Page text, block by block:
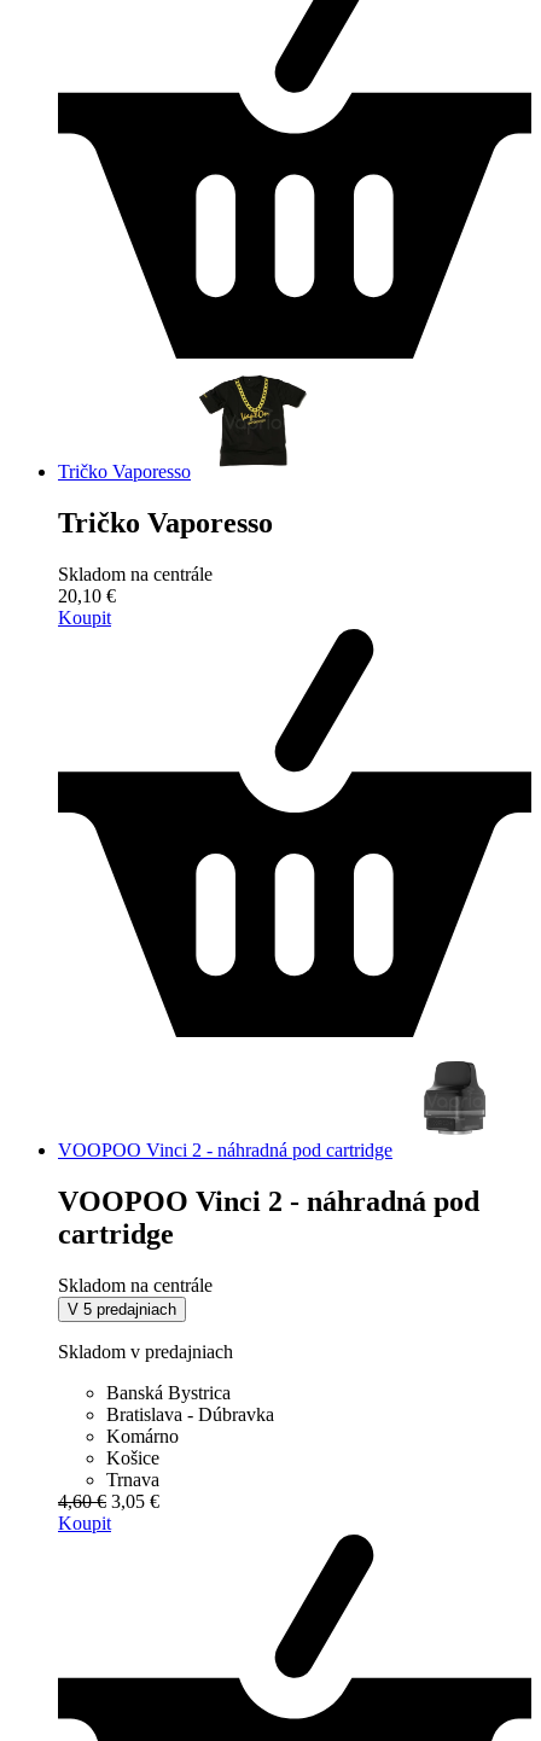
Tričko Vaporesso
Tričko Vaporesso
Skladom na centrále
20,10 €
Koupit
VOOPOO Vinci 2 - náhradná pod cartridge
VOOPOO Vinci 2 - náhradná pod
cartridge
Skladom na centrále
V 5 predajniach
Skladom v predajniach
Banská Bystrica
Bratislava - Dúbravka
Komárno
Košice
Trnava
4,60 € 3,05 €
Koupit